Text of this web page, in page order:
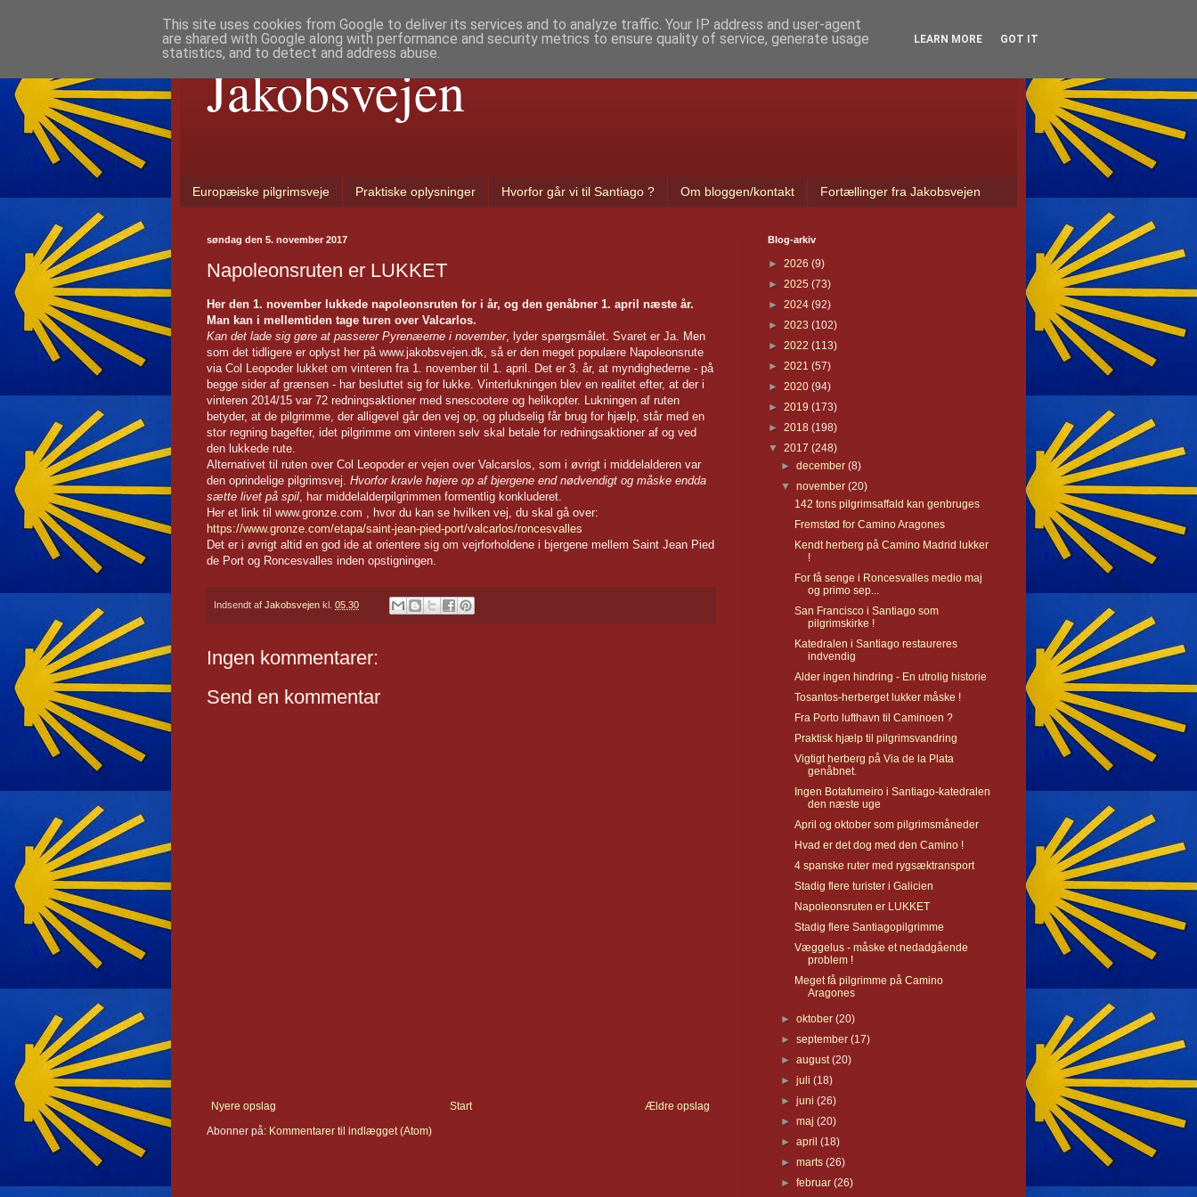
Jakobsvejen
Europæiske pilgrimsveje Praktiske oplysninger Hvorfor går vi til Santiago ? Om bloggen/kontakt Fortællinger fra Jakobsvejen
søndag den 5. november 2017
Napoleonsruten er LUKKET
Her den 1. november lukkede napoleonsruten for i år, og den genåbner 1. april næste år.
Man kan i mellemtiden tage turen over Valcarlos.
Kan det lade sig gøre at passerer Pyrenæerne i november, lyder spørgsmålet. Svaret er Ja. Men
som det tidligere er oplyst her på www.jakobsvejen.dk, så er den meget populære Napoleonsrute
via Col Leopoder lukket om vinteren fra 1. november til 1. april. Det er 3. år, at myndighederne - på
begge sider af grænsen - har besluttet sig for lukke. Vinterlukningen blev en realitet efter, at der i
vinteren 2014/15 var 72 redningsaktioner med snescootere og helikopter. Lukningen af ruten
betyder, at de pilgrimme, der alligevel går den vej op, og pludselig får brug for hjælp, står med en
stor regning bagefter, idet pilgrimme om vinteren selv skal betale for redningsaktioner af og ved
den lukkede rute.
Alternativet til ruten over Col Leopoder er vejen over Valcarslos, som i øvrigt i middelalderen var
den oprindelige pilgrimsvej. Hvorfor kravle højere op af bjergene end nødvendigt og måske endda
sætte livet på spil, har middelalderpilgrimmen formentlig konkluderet.
Her et link til www.gronze.com , hvor du kan se hvilken vej, du skal gå over:
https://www.gronze.com/etapa/saint-jean-pied-port/valcarlos/roncesvalles
Det er i øvrigt altid en god ide at orientere sig om vejrforholdene i bjergene mellem Saint Jean Pied
de Port og Roncesvalles inden opstigningen.
Indsendt af Jakobsvejen kl. 05.30
Ingen kommentarer:
Send en kommentar
Nyere opslag Ældre opslag
Start
Abonner på: Kommentarer til indlægget (Atom)
Blog-arkiv
► 2026 (9)
► 2025 (73)
► 2024 (92)
► 2023 (102)
► 2022 (113)
► 2021 (57)
► 2020 (94)
► 2019 (173)
► 2018 (198)
▼ 2017 (248)
►december(8)
▼november(20)
142 tons pilgrimsaffald kan genbruges
Fremstød for Camino Aragones
Kendt herberg på Camino Madrid lukker
!
For få senge i Roncesvalles medio maj
og primo sep...
San Francisco i Santiago som
pilgrimskirke !
Katedralen i Santiago restaureres
indvendig
Alder ingen hindring - En utrolig historie
Tosantos-herberget lukker måske !
Fra Porto lufthavn til Caminoen ?
Praktisk hjælp til pilgrimsvandring
Vigtigt herberg på Via de la Plata
genåbnet.
Ingen Botafumeiro i Santiago-katedralen
den næste uge
April og oktober som pilgrimsmåneder
Hvad er det dog med den Camino !
4 spanske ruter med rygsæktransport
Stadig flere turister i Galicien
Napoleonsruten er LUKKET
Stadig flere Santiagopilgrimme
Væggelus - måske et nedadgående
problem !
Meget få pilgrimme på Camino
Aragones
►oktober(20)
►september(17)
►august(20)
►juli(18)
►juni(26)
►maj(20)
►april(18)
►marts(26)
►februar(26)
This site uses cookies from Google to deliver its services and to analyze traffic. Your IP address and user-agent
are shared with Google along with performance and security metrics to ensure quality of service, generate usage
statistics, and to detect and address abuse.
LEARN MORE GOT IT